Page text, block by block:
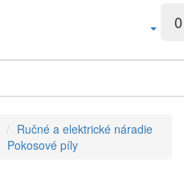
0
Ručné a elektrické náradie
Pokosové píly